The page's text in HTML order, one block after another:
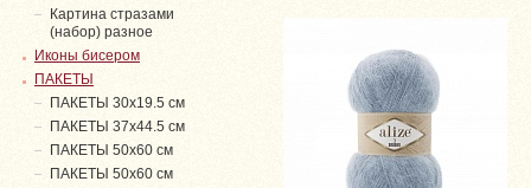
Картина стразами
(набор) разное
Иконы бисером
ПАКЕТЫ
ПАКЕТЫ 30х19.5 см
ПАКЕТЫ 37х44.5 см
ПАКЕТЫ 50х60 см
ПАКЕТЫ 50х60 см